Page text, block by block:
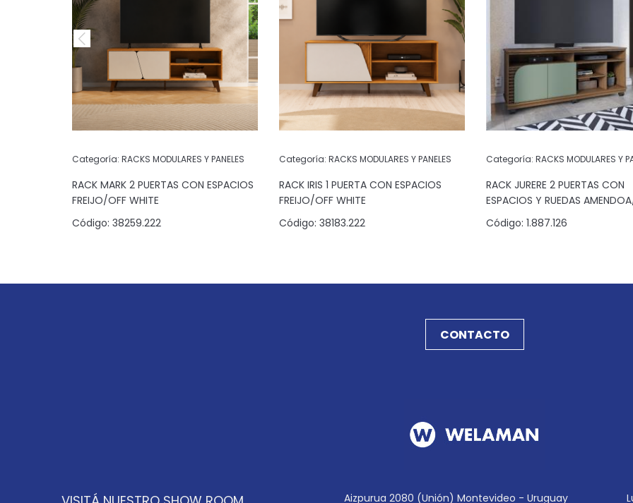
Categoría: RACKS MODULARES Y PANELES
RACK MARK 2 PUERTAS CON ESPACIOS
FREIJO/OFF WHITE
Código: 38259.222
Categoría: RACKS MODULARES Y PANELES
RACK IRIS 1 PUERTA CON ESPACIOS
FREIJO/OFF WHITE
Código: 38183.222
Categoría: RACKS MODULARES Y
RACK JURERE 2 PUERTAS CON
ESPACIOS Y RUEDAS
Código: 1.887.126
CONTACTO
Aizpurua 2080 (Unión) Montevideo - Uruguay